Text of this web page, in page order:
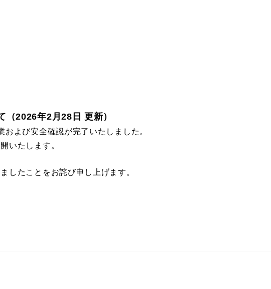
2026年2月28日 更新）
よび安全確認が完了いたしました。
いたします。
したことをお詫び申し上げます。